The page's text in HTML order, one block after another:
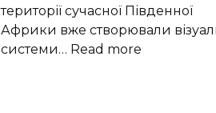
серпня|
Поділля
News
території сучасної Південної
Африки вже створювали
системи… Read more